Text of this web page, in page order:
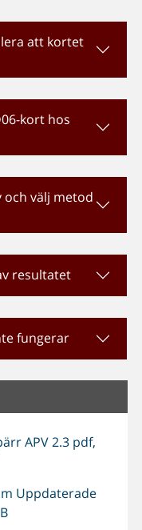
att kortet
kort hos
välj metod
resultatet
fungerar
APV 2.3 pdf,
Uppdaterade